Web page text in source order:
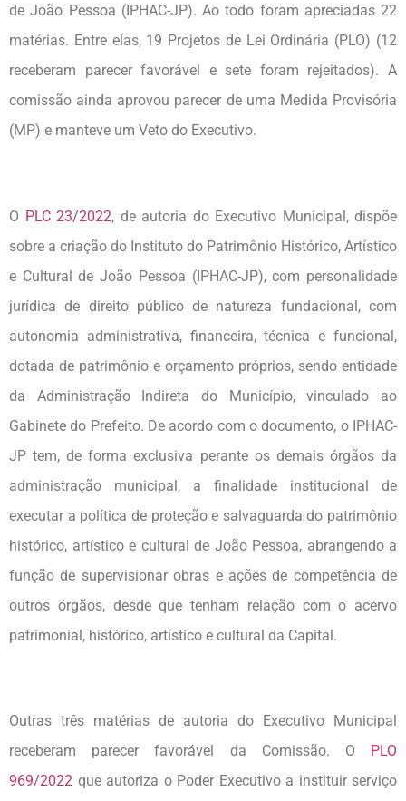
de João Pessoa (IPHAC-JP). Ao todo foram apreciadas 22
matérias. Entre elas, 19 Projetos de Lei Ordinária (PLO) (12
receberam parecer favorável e sete foram rejeitados). A
comissão ainda aprovou parecer de uma Medida Provisória
(MP) e manteve um Veto do Executivo.
O PLC 23/2022, de autoria do Executivo Municipal, dispõe
sobre a criação do Instituto do Patrimônio Histórico, Artístico
e Cultural de João Pessoa (IPHAC-JP), com personalidade
jurídica de direito público de natureza fundacional, com
autonomia administrativa, financeira, técnica e funcional,
dotada de patrimônio e orçamento próprios, sendo entidade
da Administração Indireta do Município, vinculado ao
Gabinete do Prefeito. De acordo com o documento, o IPHAC-
JP tem, de forma exclusiva perante os demais órgãos da
administração municipal, a finalidade institucional de
executar a política de proteção e salvaguarda do patrimônio
histórico, artístico e cultural de João Pessoa, abrangendo a
função de supervisionar obras e ações de competência de
outros órgãos, desde que tenham relação com o acervo
patrimonial, histórico, artístico e cultural da Capital.
Outras três matérias de autoria do Executivo Municipal
receberam parecer favorável da Comissão. O
PLO
969/2022 que autoriza o Poder Executivo a instituir serviço